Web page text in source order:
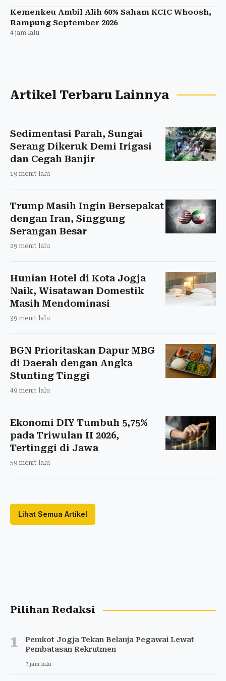
Kemenkeu Ambil Alih 60% Saham KCIC Whoosh,
Rampung September 2026
4 jam lalu
Artikel Terbaru Lainnya
Sedimentasi Parah, Sungai
Serang Dikeruk Demi Irigasi
dan Cegah Banjir
19 menit lalu
Trump Masih Ingin Bersepakat
dengan Iran, Singgung
Serangan Besar
29 menit lalu
Hunian Hotel di Kota Jogja
Naik, Wisatawan Domestik
Masih Mendominasi
39 menit lalu
BGN Prioritaskan Dapur MBG
di Daerah dengan Angka
Stunting Tinggi
49 menit lalu
Ekonomi DIY Tumbuh 5,75%
pada Triwulan II 2026,
Tertinggi di Jawa
59 menit lalu
Lihat Semua Artikel
Pilihan Redaksi
1
Pemkot Jogja Tekan Belanja Pegawai Lewat
Pembatasan Rekrutmen
7 jam lalu